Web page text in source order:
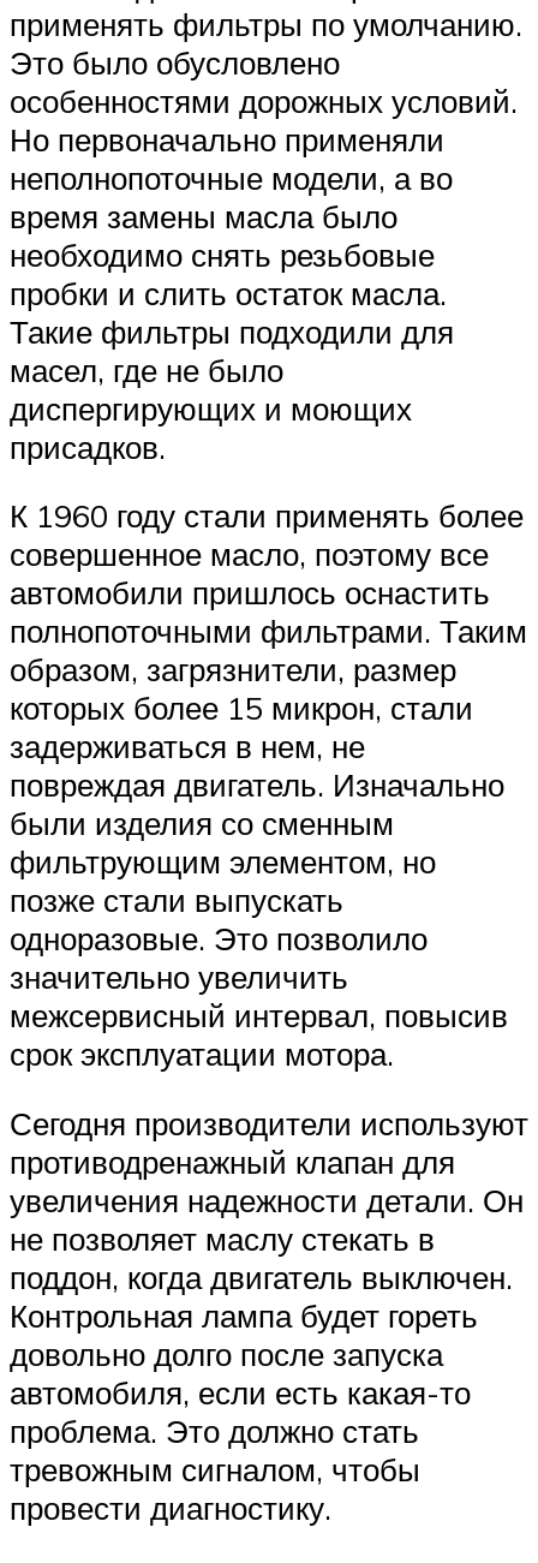
применять фильтры по умолчанию.
Это было обусловлено
особенностями дорожных условий.
Но первоначально применяли
неполнопоточные модели, а во
время замены масла было
необходимо снять резьбовые
пробки и слить остаток масла.
Такие фильтры подходили для
масел, где не было
диспергирующих и моющих
присадков.
К 1960 году стали применять более
совершенное масло, поэтому все
автомобили пришлось оснастить
полнопоточными фильтрами. Таким
образом, загрязнители, размер
которых более 15 микрон, стали
задерживаться в нем, не
повреждая двигатель. Изначально
были изделия со сменным
фильтрующим элементом, но
позже стали выпускать
одноразовые. Это позволило
значительно увеличить
межсервисный интервал, повысив
срок эксплуатации мотора.
Сегодня производители используют
противодренажный клапан для
увеличения надежности детали. Он
не позволяет маслу стекать в
поддон, когда двигатель выключен.
Контрольная лампа будет гореть
довольно долго после запуска
автомобиля, если есть какая-то
проблема. Это должно стать
тревожным сигналом, чтобы
провести диагностику.